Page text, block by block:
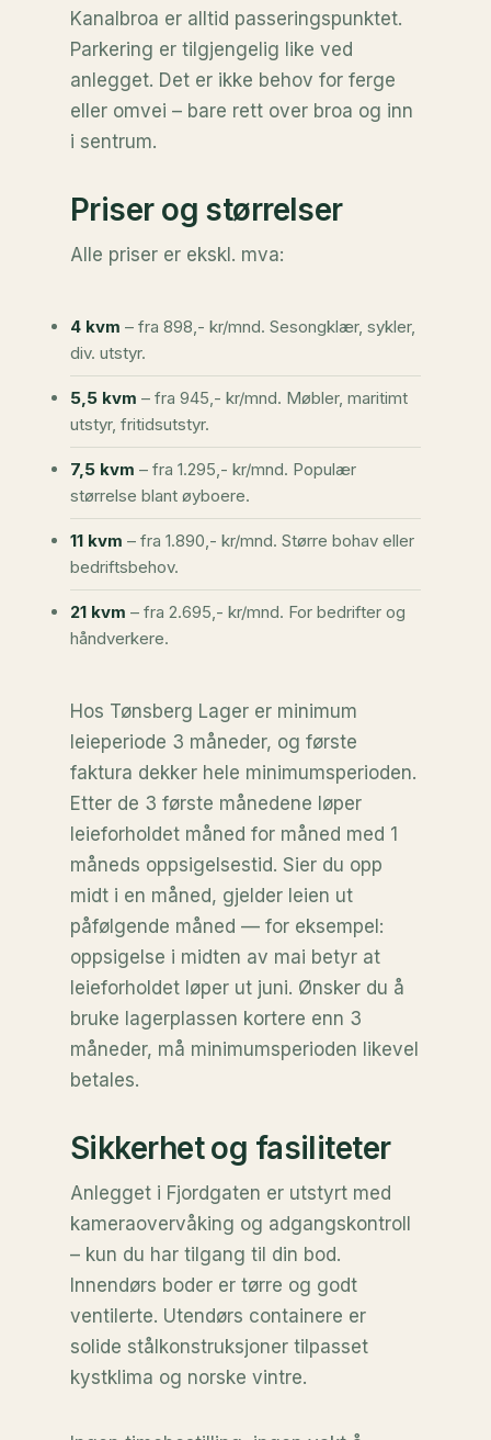
Kanalbroa er alltid passeringspunktet.
Parkering er tilgjengelig like ved
anlegget. Det er ikke behov for ferge
eller omvei – bare rett over broa og inn
i sentrum.
Priser og størrelser
Alle priser er ekskl. mva:
4 kvm – fra 898,- kr/mnd. Sesongklær, sykler,
div. utstyr.
5,5 kvm – fra 945,- kr/mnd. Møbler, maritimt
utstyr, fritidsutstyr.
7,5 kvm – fra 1.295,- kr/mnd. Populær
størrelse blant øyboere.
11 kvm – fra 1.890,- kr/mnd. Større bohav eller
bedriftsbehov.
21 kvm – fra 2.695,- kr/mnd. For bedrifter og
håndverkere.
Hos Tønsberg Lager er minimum
leieperiode 3 måneder, og første
faktura dekker hele minimumsperioden.
Etter de 3 første månedene løper
leieforholdet måned for måned med 1
måneds oppsigelsestid. Sier du opp
midt i en måned, gjelder leien ut
påfølgende måned — for eksempel:
oppsigelse i midten av mai betyr at
leieforholdet løper ut juni. Ønsker du å
bruke lagerplassen kortere enn 3
måneder, må minimumsperioden likevel
betales.
Sikkerhet og fasiliteter
Anlegget i Fjordgaten er utstyrt med
kameraovervåking og adgangskontroll
– kun du har tilgang til din bod.
Innendørs boder er tørre og godt
ventilerte. Utendørs containere er
solide stålkonstruksjoner tilpasset
kystklima og norske vintre.